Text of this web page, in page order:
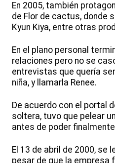
En 2005, también
de Flor de cactus, donde
Kyun Kiya, entre otras
En el plano personal
relaciones pero no se
entrevistas que quería
niña, y llamarla Renee.
De acuerdo con el portal
soltera, tuvo que pelear
antes de poder
El 13 de abril de 2000, se
pesar de que la empresa